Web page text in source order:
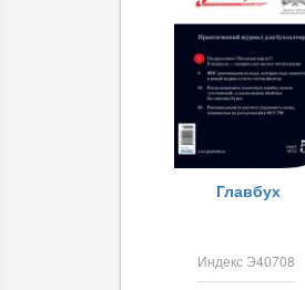
Главбух
Индекс Э40708